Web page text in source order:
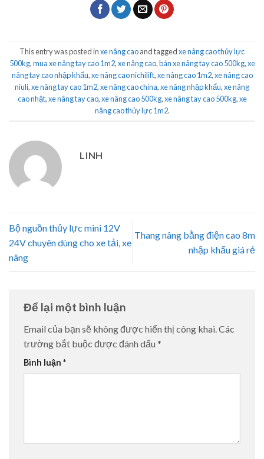
This entry was posted inxe nâng caoand taggedxe nâng cao thủy lực
500kg,mua xe nâng tay cao 1m2,xe nâng cao,bán xe nâng tay cao 500kg,xe
nâng tay cao nhập khẩu,xe nâng cao nichilift,xe nâng cao 1m2,xe nâng cao
niuli,xe nâng tay cao 1m2,xe nâng cao china,xe nâng nhập khẩu,xe nâng
cao nhật,xe nâng tay cao,xe nâng cao 500kg,xe nâng tay cao 500kg,xe
nâng cao thủy lực 1m2.
LINH
Bộ nguồn thủy lực mini 12V
24V chuyên dùng cho xe tải, xe
nâng
Thang nâng bằng điện cao 8m
nhập khẩu giá rẻ
Để lại một bình luận
Email của bạn sẽ không được hiển thị công khai.Các
trường bắt buộc được đánh dấu *
Bình luận *